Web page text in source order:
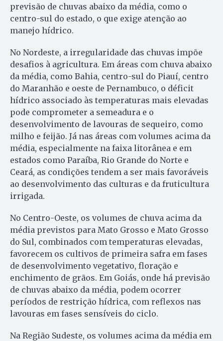
previsão de chuvas abaixo da média, como o
centro-sul do estado, o que exige atenção ao
manejo hídrico.
No Nordeste, a irregularidade das chuvas impõe
desafios à agricultura. Em áreas com chuva abaixo
da média, como Bahia, centro-sul do Piauí, centro
do Maranhão e oeste de Pernambuco, o déficit
hídrico associado às temperaturas mais elevadas
pode comprometer a semeadura e o
desenvolvimento de lavouras de sequeiro, como
milho e feijão. Já nas áreas com volumes acima da
média, especialmente na faixa litorânea e em
estados como Paraíba, Rio Grande do Norte e
Ceará, as condições tendem a ser mais favoráveis
ao desenvolvimento das culturas e da fruticultura
irrigada.
No Centro-Oeste, os volumes de chuva acima da
média previstos para Mato Grosso e Mato Grosso
do Sul, combinados com temperaturas elevadas,
favorecem os cultivos de primeira safra em fases
de desenvolvimento vegetativo, floração e
enchimento de grãos. Em Goiás, onde há previsão
de chuvas abaixo da média, podem ocorrer
períodos de restrição hídrica, com reflexos nas
lavouras em fases sensíveis do ciclo.
Na Região Sudeste, os volumes acima da média em